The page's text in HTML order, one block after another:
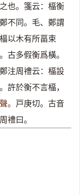
也。箋云：楅衡
不同。毛、鄭謂
以木有所畐束
古多假衡爲橫。
注周禮云：楅設
許於衡不言楅，
。 戸庚切。古音
禮曰。